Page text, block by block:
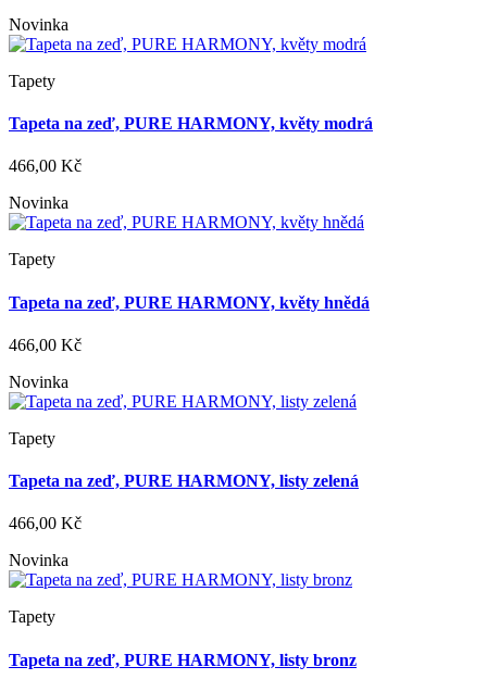
Novinka
Tapety
Tapeta na zeď, PURE HARMONY, květy modrá
466,00 Kč
Novinka
Tapety
Tapeta na zeď, PURE HARMONY, květy hnědá
466,00 Kč
Novinka
Tapety
Tapeta na zeď, PURE HARMONY, listy zelená
466,00 Kč
Novinka
Tapety
Tapeta na zeď, PURE HARMONY, listy bronz